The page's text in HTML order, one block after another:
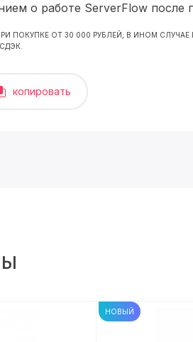
о работе ServerFlow после
ПОКУПКЕ ОТ 30 000 РУБЛЕЙ, В ИНОМ СЛУЧАЕ
копировать
НОВЫЙ